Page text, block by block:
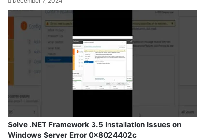
Solve .NET Framework 3.5 Installation Issues on
Windows Server Error 0x8024402c